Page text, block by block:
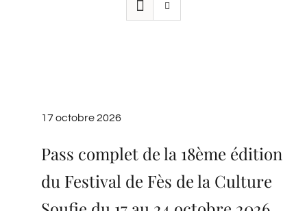
17 octobre 2026
Pass complet de la 18ème édition
du Festival de Fès de la Culture